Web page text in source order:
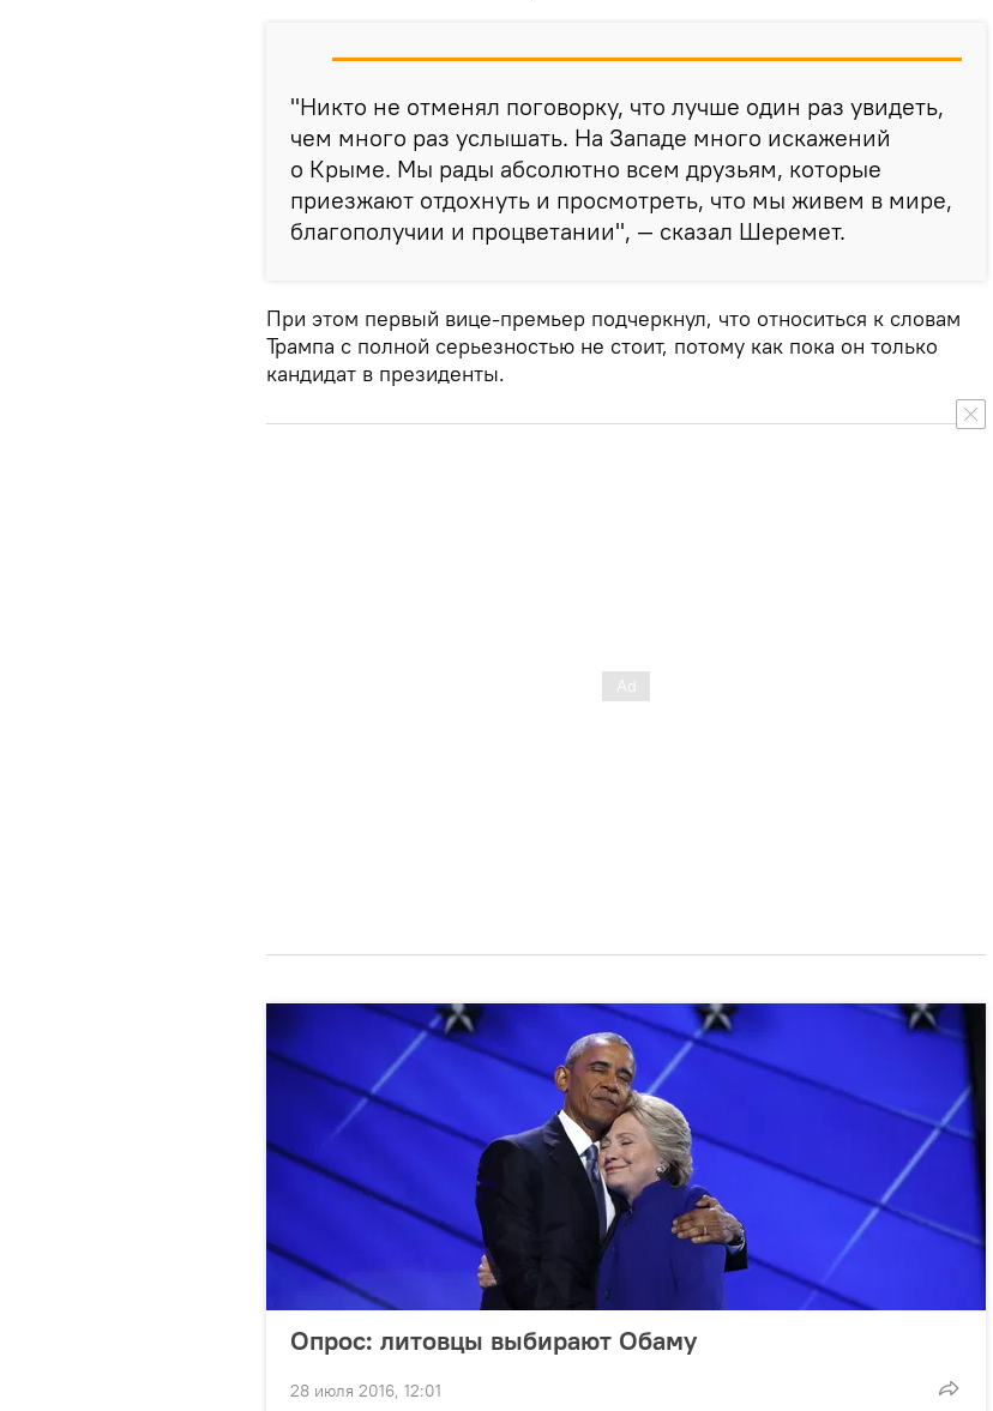
"Никто не отменял поговорку, что лучше один раз увидеть,
чем много раз услышать. На Западе много искажений
о Крыме. Мы рады абсолютно всем друзьям, которые
приезжают отдохнуть и просмотреть, что мы живем в мире,
благополучии и процветании", — сказал Шеремет.
При этом первый вице-премьер подчеркнул, что относиться к словам
Трампа с полной серьезностью не стоит, потому как пока он только
кандидат в президенты.
Опрос: литовцы выбирают Обаму
28 июля 2016, 12:01